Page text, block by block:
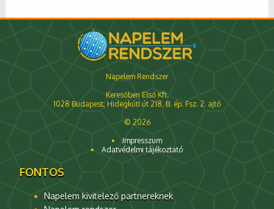
Napelem Rendszer
Keresőben Első Kft.
1028 Budapest, Hidegkúti út 218. B. ép. Fsz. 2. ajtó
© 2026
Impresszum
Adatvédelmi tájékoztató
FONTOS
Napelem kivitelező partnereknek